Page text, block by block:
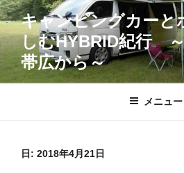
コ
ン
テ
キャンピングカーと
しむHYBRID紀行
帯広から～
メニュー
日: 2018年4月21日